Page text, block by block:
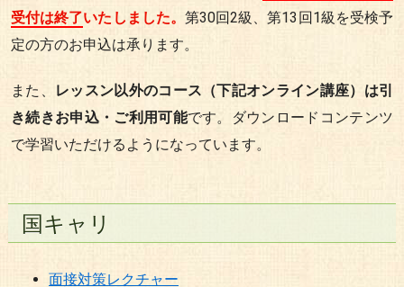
受付は終了いたしました。 第30回2級、第13回1級を受検予
定の方のお申込は承ります。
また、
レッスン以外のコース（下記オンライン講座）は引
き続きお申込・ご利用可能です。ダウンロードコンテンツ
で学習いただけるようになっています。
国キャリ
面接対策レクチャー